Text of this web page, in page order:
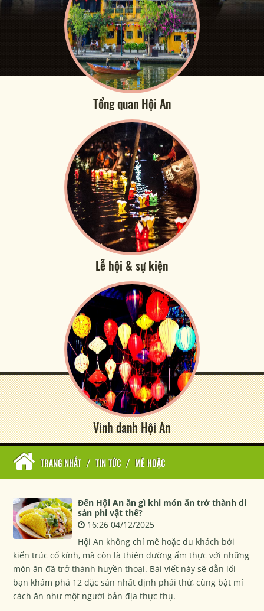
Tổng quan Hội An
Lễ hội & sự kiện
Vinh danh Hội An
TRANG NHẤT / TIN TỨC / MÊ HOẶC
Đến Hội An ăn gì khi món ăn trở thành di
sản phi vật thể?
16:26 04/12/2025
Hội An không chỉ mê hoặc du khách bởi
kiến trúc cổ kính, mà còn là thiên đường ẩm thực với những
món ăn đã trở thành huyền thoại. Bài viết này sẽ dẫn lối
bạn khám phá 12 đặc sản nhất định phải thử, cùng bật mí
cách ăn như một người bản địa thực thụ.